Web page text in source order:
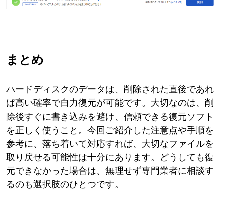
まとめ
ハードディスクのデータは、削除された直後であれ
ば高い確率で自力復元が可能です。大切なのは、削
除後すぐに書き込みを避け、信頼できる復元ソフト
を正しく使うこと。今回ご紹介した注意点や手順を
参考に、落ち着いて対応すれば、大切なファイルを
取り戻せる可能性は十分にあります。どうしても復
元できなかった場合は、無理せず専門業者に相談す
るのも選択肢のひとつです。